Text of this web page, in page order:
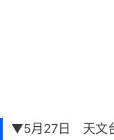
▼5月27日 天文